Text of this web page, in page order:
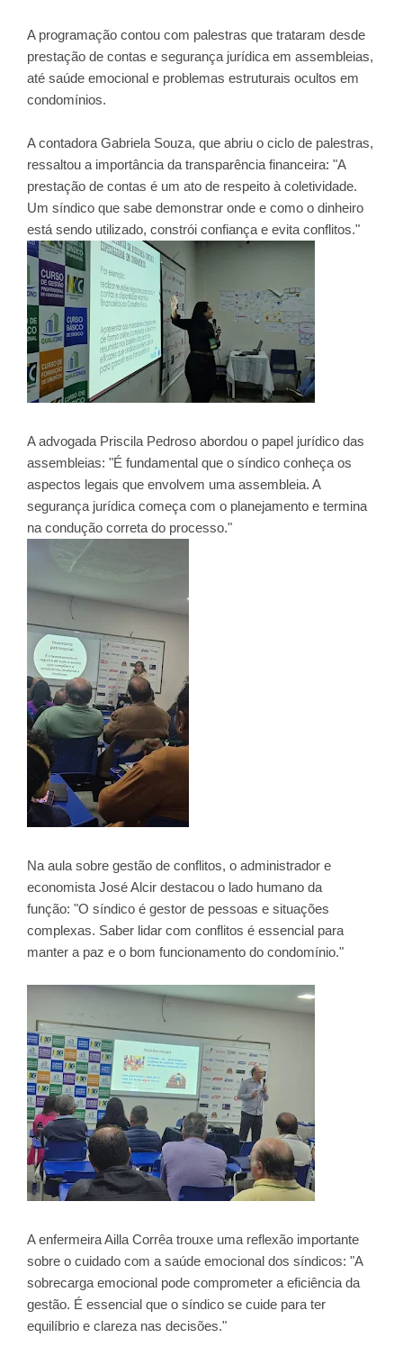
A programação contou com palestras que trataram desde
prestação de contas e segurança jurídica em assembleias,
até saúde emocional e problemas estruturais ocultos em
condomínios.
A contadora Gabriela Souza, que abriu o ciclo de palestras,
ressaltou a importância da transparência financeira: "A
prestação de contas é um ato de respeito à coletividade.
Um síndico que sabe demonstrar onde e como o dinheiro
está sendo utilizado, constrói confiança e evita conflitos."
A advogada Priscila Pedroso abordou o papel jurídico das
assembleias: "É fundamental que o síndico conheça os
aspectos legais que envolvem uma assembleia. A
segurança jurídica começa com o planejamento e termina
na condução correta do processo."
Na aula sobre gestão de conflitos, o administrador e
economista José Alcir destacou o lado humano da
função: "O síndico é gestor de pessoas e situações
complexas. Saber lidar com conflitos é essencial para
manter a paz e o bom funcionamento do condomínio."
A enfermeira Ailla Corrêa trouxe uma reflexão importante
sobre o cuidado com a saúde emocional dos síndicos: "A
sobrecarga emocional pode comprometer a eficiência da
gestão. É essencial que o síndico se cuide para ter
equilíbrio e clareza nas decisões."